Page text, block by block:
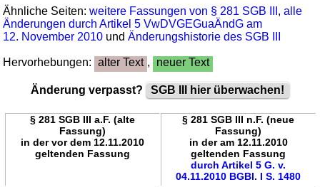
Ähnliche Seiten:weitere Fassungen von § 281 SGB III ,alle
Änderungen durch Artikel 5 VwDVGEGuaÄndG am
12. November 2010 undÄnderungshistorie des SGB III
Hervorhebungen: alter Text , neuer Text
Änderung verpasst? SGB III hier überwachen!
§ 281 SGB III a.F. (alte
Fassung)
in der vor dem 12.11.2010
geltenden Fassung
§ 281 SGB III n.F. (neue
Fassung)
in der am 12.11.2010
geltenden Fassung
durch Artikel 5 G. v.
04.11.2010 BGBl. I S. 1480